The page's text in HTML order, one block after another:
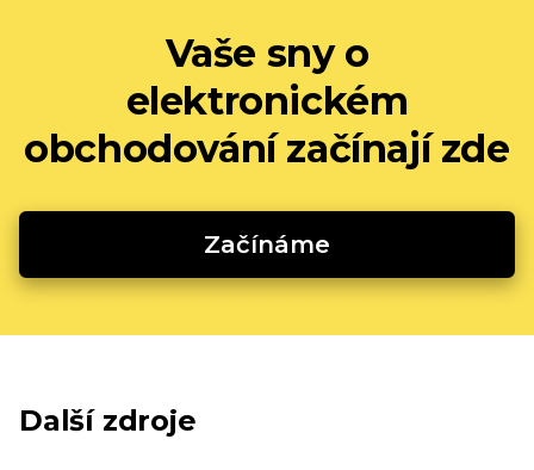
Vaše sny o
elektronickém
obchodování začínají zde
Začínáme
Další zdroje